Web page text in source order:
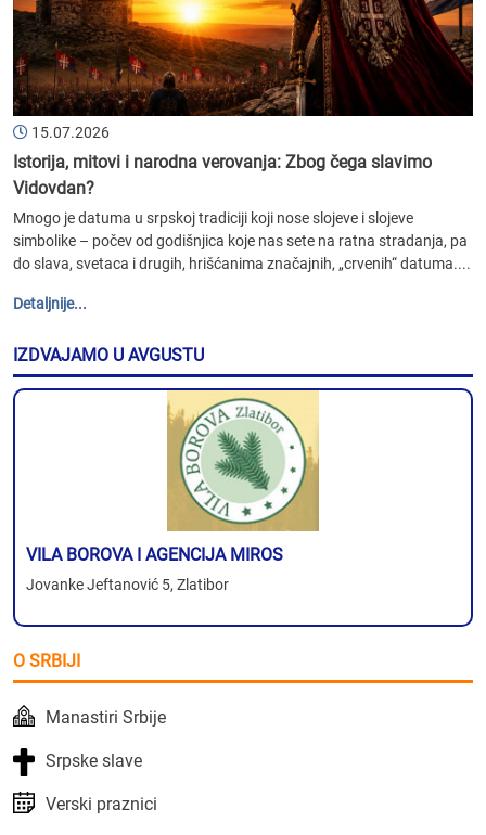
15.07.2026
Istorija, mitovi i narodna verovanja: Zbog čega slavimo
Vidovdan?
Mnogo je datuma u srpskoj tradiciji koji nose slojeve i slojeve
simbolike – počev od godišnjica koje nas sete na ratna stradanja, pa
do slava, svetaca i drugih, hrišćanima značajnih, „crvenih“ datuma....
Detaljnije...
IZDVAJAMO U AVGUSTU
VILA BOROVA I AGENCIJA MIROS
Jovanke Jeftanović 5, Zlatibor
O SRBIJI
Manastiri Srbije
Srpske slave
Verski praznici